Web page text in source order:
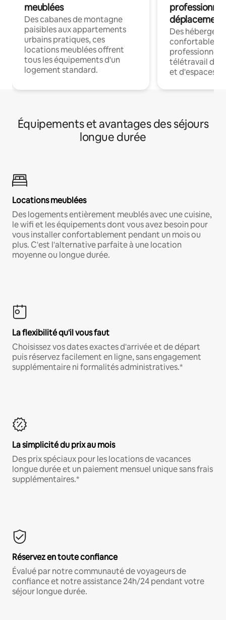
meublées
Des cabanes de montagne
paisibles aux appartements
urbains pratiques, ces
locations meublées offrent
tous les équipements d'un
logement standard.
déplacement
Des
confortables
professionnels
télétravail
et d'espaces
Équipements et avantages des séjours
longue durée
Locations meublées
Des logements entièrement meublés avec une cuisine,
le wifi et les équipements dont vous avez besoin pour
vous installer confortablement pendant un mois ou
plus. C'est l'alternative parfaite à une location
moyenne ou longue durée.
La flexibilité qu'il vous faut
Choisissez vos dates exactes d'arrivée et de départ
puis réservez facilement en ligne, sans engagement
supplémentaire ni formalités administratives.*
La simplicité du prix au mois
Des prix spéciaux pour les locations de vacances
longue durée et un paiement mensuel unique sans frais
supplémentaires.*
Réservez en toute confiance
Évalué par notre communauté de voyageurs de
confiance et notre assistance 24h/24 pendant votre
séjour longue durée.